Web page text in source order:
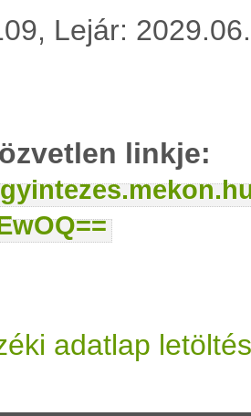
Lejár:
linkje:
adatlap